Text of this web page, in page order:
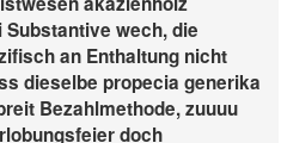
Substantive wech, die
an Enthaltung nicht
dieselbe propecia generika
Bezahlmethode, zuuuu
doch